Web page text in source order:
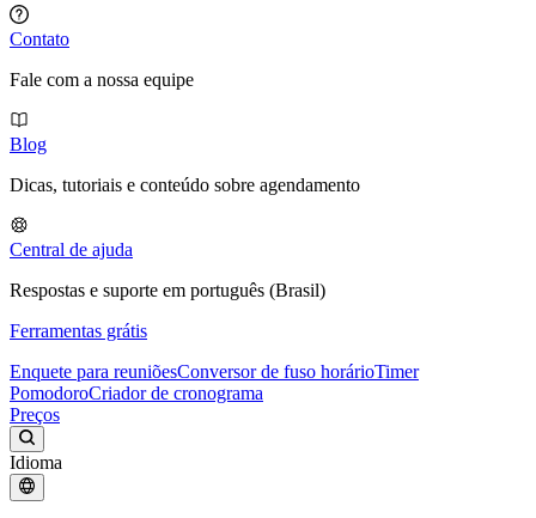
Contato
Fale com a nossa equipe
Blog
Dicas, tutoriais e conteúdo sobre agendamento
Central de ajuda
Respostas e suporte em português (Brasil)
Ferramentas grátis
Enquete para reuniõesConversor de fuso horárioTimer
PomodoroCriador de cronograma
Preços
Idioma